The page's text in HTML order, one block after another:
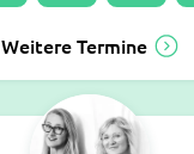
Weitere Termine